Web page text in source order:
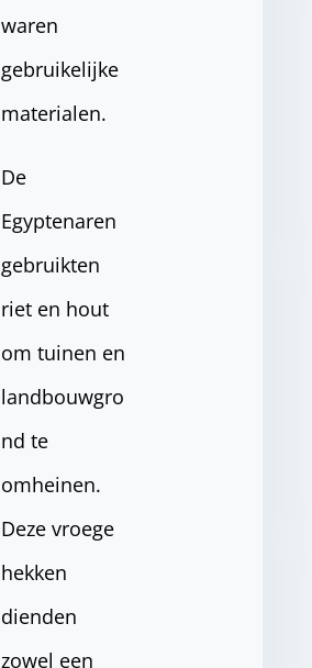
waren
gebruikelijke
materialen.
De
Egyptenaren
gebruikten
riet en hout
om tuinen en
landbouwgro
nd te
omheinen.
Deze vroege
hekken
dienden
zowel een